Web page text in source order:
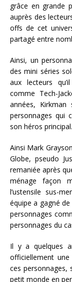
grâce en grande
auprès des
offs de cet
partagé entre
Ainsi, un
des mini séries
aux lecteurs
comme Tech-
années,
personnages qui
son héros principal.
Ainsi Mark
Globe, pseudo
remaniée après
ménage façon
l’ustensile sus-
équipe a gagné
personnages
personnages du
Il y a quelques
officiellement
ces personnages,
petit monde en